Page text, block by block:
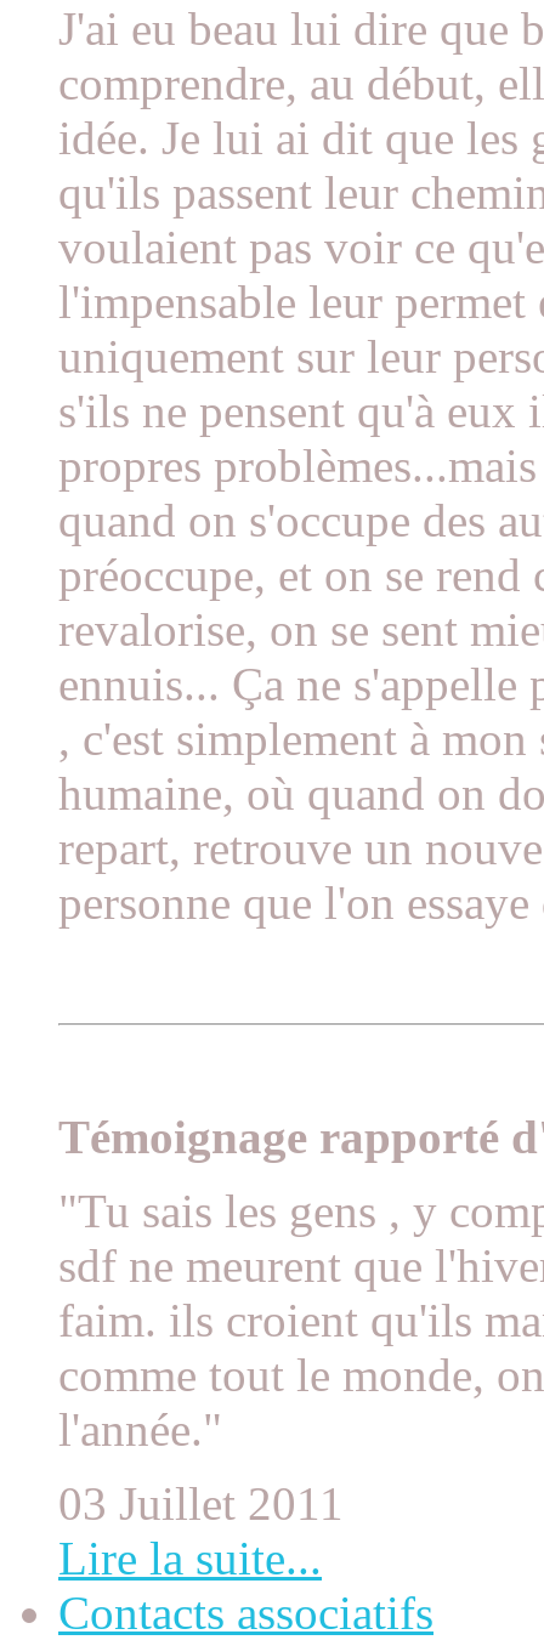
J'ai eu beau lui dire que
comprendre, au début,
idée. Je lui ai dit que les
qu'ils passent leur
voulaient pas voir ce
l'impensable leur permet
uniquement sur leur
s'ils ne pensent qu'à
propres
quand on s'occupe des
préoccupe, et on se
revalorise, on se sent
ennuis... Ça ne s'appelle
, c'est simplement à
humaine, où quand on
repart, retrouve un
personne que l'on
Témoignage rapporté
"Tu sais les gens , y
sdf ne meurent que
faim. ils croient qu'ils
comme tout le monde,
l'année."
03 Juillet 2011
Lire la suite...
Contacts associatifs